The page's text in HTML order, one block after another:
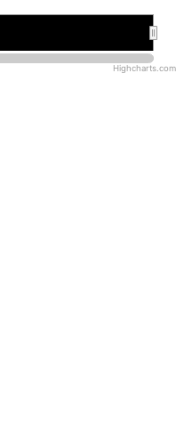
Highcharts.com